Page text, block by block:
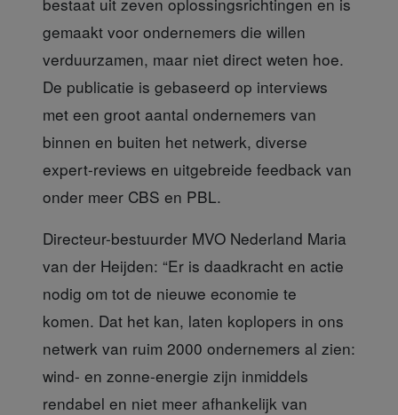
gemaakt voor ondernemers die willen
verduurzamen, maar niet direct weten hoe.
De publicatie is gebaseerd op interviews
met een groot aantal ondernemers van
binnen en buiten het netwerk, diverse
expert-reviews en uitgebreide feedback van
onder meer CBS en PBL.
Directeur-bestuurder MVO Nederland Maria
van der Heijden: “Er is daadkracht en actie
nodig om tot de nieuwe economie te
komen. Dat het kan, laten koplopers in ons
netwerk van ruim 2000 ondernemers al zien:
wind- en zonne-energie zijn inmiddels
rendabel en niet meer afhankelijk van